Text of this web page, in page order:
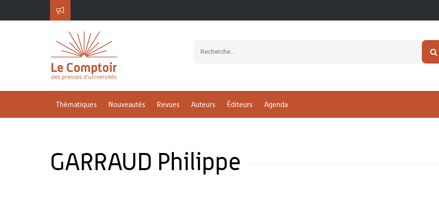
Thématiques Nouveautés Revues Auteurs Éditeurs Agenda
GARRAUD Philippe